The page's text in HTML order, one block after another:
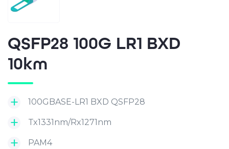
QSFP28 100G LR1 BXD
10km
100GBASE-LR1 BXD QSFP28
Tx1331nm/Rx1271nm
PAM4